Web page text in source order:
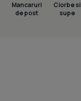
Mancaruri
de post
Ciorbe si
supe